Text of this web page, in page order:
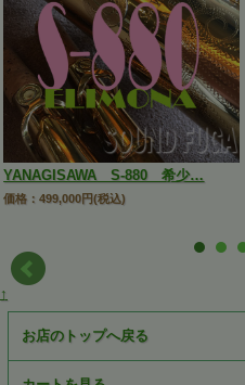
YANAGISAWA S-880 希少…
価格：499,000円(税込)
↑
お店のトップへ戻る